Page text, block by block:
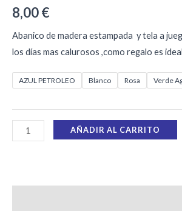
8,00€
Abanico de madera estampada y tela a
los días mas calurosos ,como regalo es
AZUL PETROLEO Blanco Rosa Verde
AÑADIR AL CARRITO